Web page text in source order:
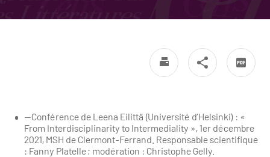
—Conférence de Leena Eilittä (Université d’Helsinki) : «
From Interdisciplinarity to Intermediality », 1er décembre
2021, MSH de Clermont-Ferrand. Responsable scientifique
: Fanny Platelle ; modération : Christophe Gelly.